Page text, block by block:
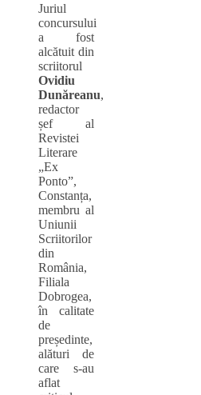
Juriul
concursului
a fost
alcătuit din
scriitorul
Ovidiu
Dunăreanu,
redactor
șef al
Revistei
Literare
„Ex
Ponto”,
Constanța,
membru al
Uniunii
Scriitorilor
din
România,
Filiala
Dobrogea,
în calitate
de
președinte,
alături de
care s-au
aflat